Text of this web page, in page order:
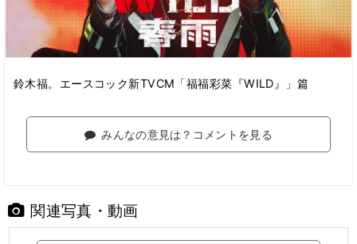
鈴木福。エースコック新TVCM「福福彩菜『WILD』」篇
みんなの意見は？コメントを見る
関連写真・動画